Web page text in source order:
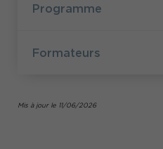
cadre d'un parcours
Programme
Formateurs
Mis à jour le 11/06/2026